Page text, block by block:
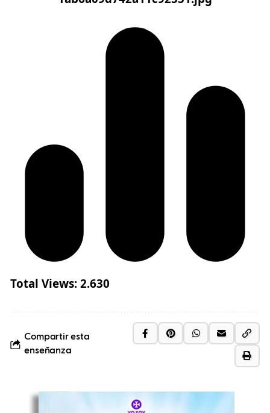
Total Views:2.630
Compartir esta
enseñanza